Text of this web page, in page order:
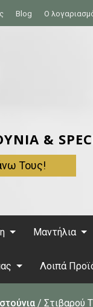
Blog Ο
&
Τους!
Μαντήλια
Λοιπά
/ Στιβαρού